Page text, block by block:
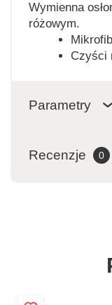
Wymienna
różowym.
Czyści
Parametry
Recenzje 0